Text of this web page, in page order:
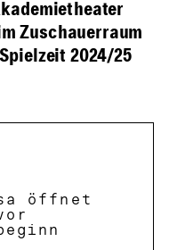
Zuschauerraum
2024/25
öffnet